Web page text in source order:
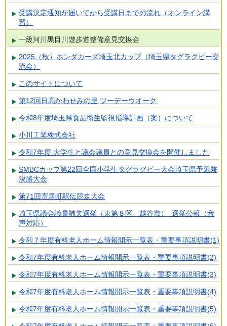
受講決定通知が届いてから受講日までの流れ（オンライン講
習）
一級河川黒目川遊歩道整備意見交換会
2025（秋）ホンダカーズ埼玉北カップ（埼玉県タグラグビー交
流会）
このサイトについて
第12回日高かわせみの里 ツーデーウオーク
令和8年度埼玉県食品衛生監視指導計画（案）について
小川工業株式会社
令和7年度 大学生と議会議員との意見交換会を開催しました
SMBCカップ第22回全国小学生タグラグビー大会埼玉県予選兼
決勝大会
第71回寄居町駅伝競走大会
埼玉県議会議員補欠選挙（東第８区 越谷市） 選挙公報（音
声対応）
令和７年度有料老人ホーム情報開示一覧表・重要事項説明書(1)
令和7年度有料老人ホーム情報開示一覧表・重要事項説明書(2)
令和7年度有料老人ホーム情報開示一覧表・重要事項説明書(3)
令和7年度有料老人ホーム情報開示一覧表・重要事項説明書(4)
令和7年度有料老人ホーム情報開示一覧表・重要事項説明書(5)